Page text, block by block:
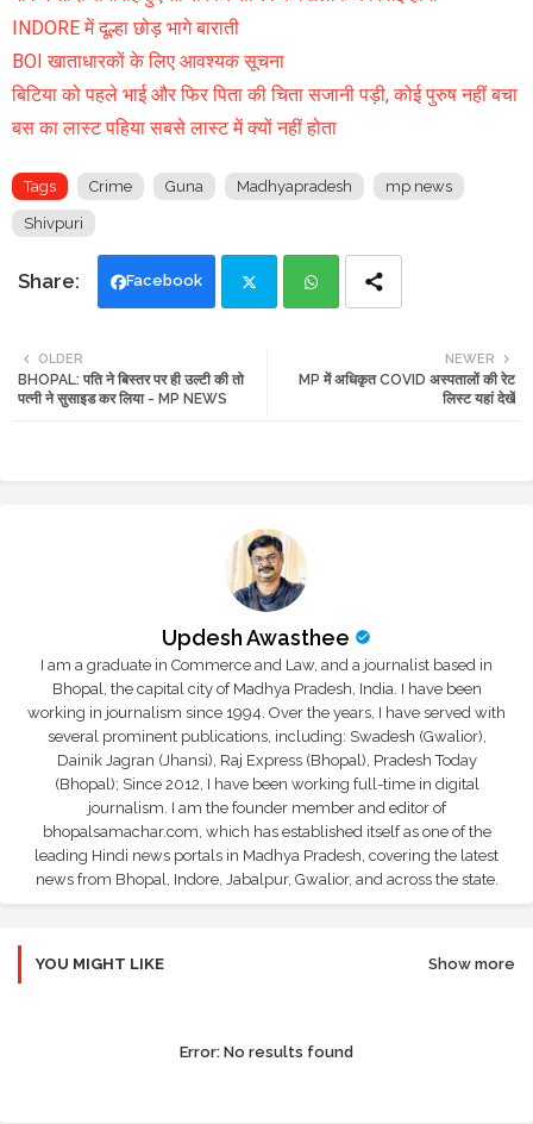
INDORE में दूल्हा छोड़ भागे बाराती
BOI खाताधारकों के लिए आवश्यक सूचना
बिटिया को पहले भाई और फिर पिता की चिता सजानी पड़ी, कोई पुरुष नहीं बचा
बस का लास्ट पहिया सबसे लास्ट में क्यों नहीं होता
Tags Crime Guna Madhyapradesh mp news
Shivpuri
Facebook
tte ats
NEWER
MP में अधिकृत COVID अस्पतालों की रेट
लिस्ट यहां देखें
OLDER
BHOPAL: पति ने बिस्तर पर ही उल्टी की तो
पत्नी ने सुसाइड कर लिया - MP NEWS
Updesh Awasthee
I am a graduate in Commerce and Law, and a journalist based in
Bhopal, the capital city of Madhya Pradesh, India. I have been
working in journalism since 1994. Over the years, I have served with
several prominent publications, including: Swadesh (Gwalior),
Dainik Jagran (Jhansi), Raj Express (Bhopal), Pradesh Today
(Bhopal); Since 2012, I have been working full-time in digital
journalism. I am the founder member and editor of
bhopalsamachar.com, which has established itself as one of the
leading Hindi news portals in Madhya Pradesh, covering the latest
news from Bhopal, Indore, Jabalpur, Gwalior, and across the state.
YOU MIGHT LIKE Show more
Error: No results found